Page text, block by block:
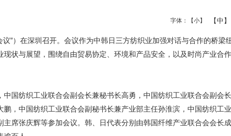
字体： 【小】 【中】
）在深圳召开。会议作为中韩日三方纺织业加强对话与合作的桥梁
状与展望，围绕自由贸易协定、环境和产品安全，以及时尚产业合
纺织工业联合会副会长兼秘书长高勇，中国纺织工业联合会副会
，中国纺织工业联合会副秘书长兼产业部主任孙淮滨，中国纺织工
席张庆辉等参加会议。韩、日代表分别由韩国纤维产业联合会会长